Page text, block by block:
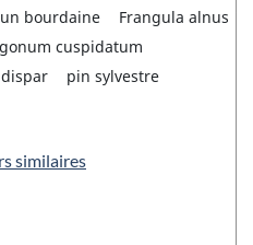
bourdaine
Frangula alnus
cuspidatum
pin sylvestre
similaires